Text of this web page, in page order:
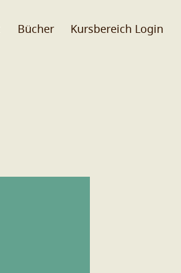
Bücher Kursbereich Login